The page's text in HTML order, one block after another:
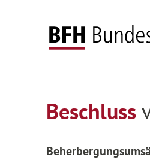
Federal Fiscal Court
Beschluss